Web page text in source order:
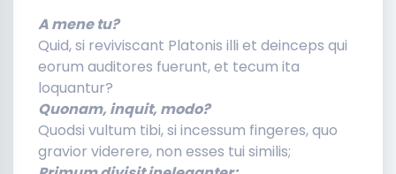
A mene tu?
Quid, si reviviscant Platonis illi et deinceps qui
eorum auditores fuerunt, et tecum ita
loquantur?
Quonam, inquit, modo?
Quodsi vultum tibi, si incessum fingeres, quo
gravior viderere, non esses tui similis;